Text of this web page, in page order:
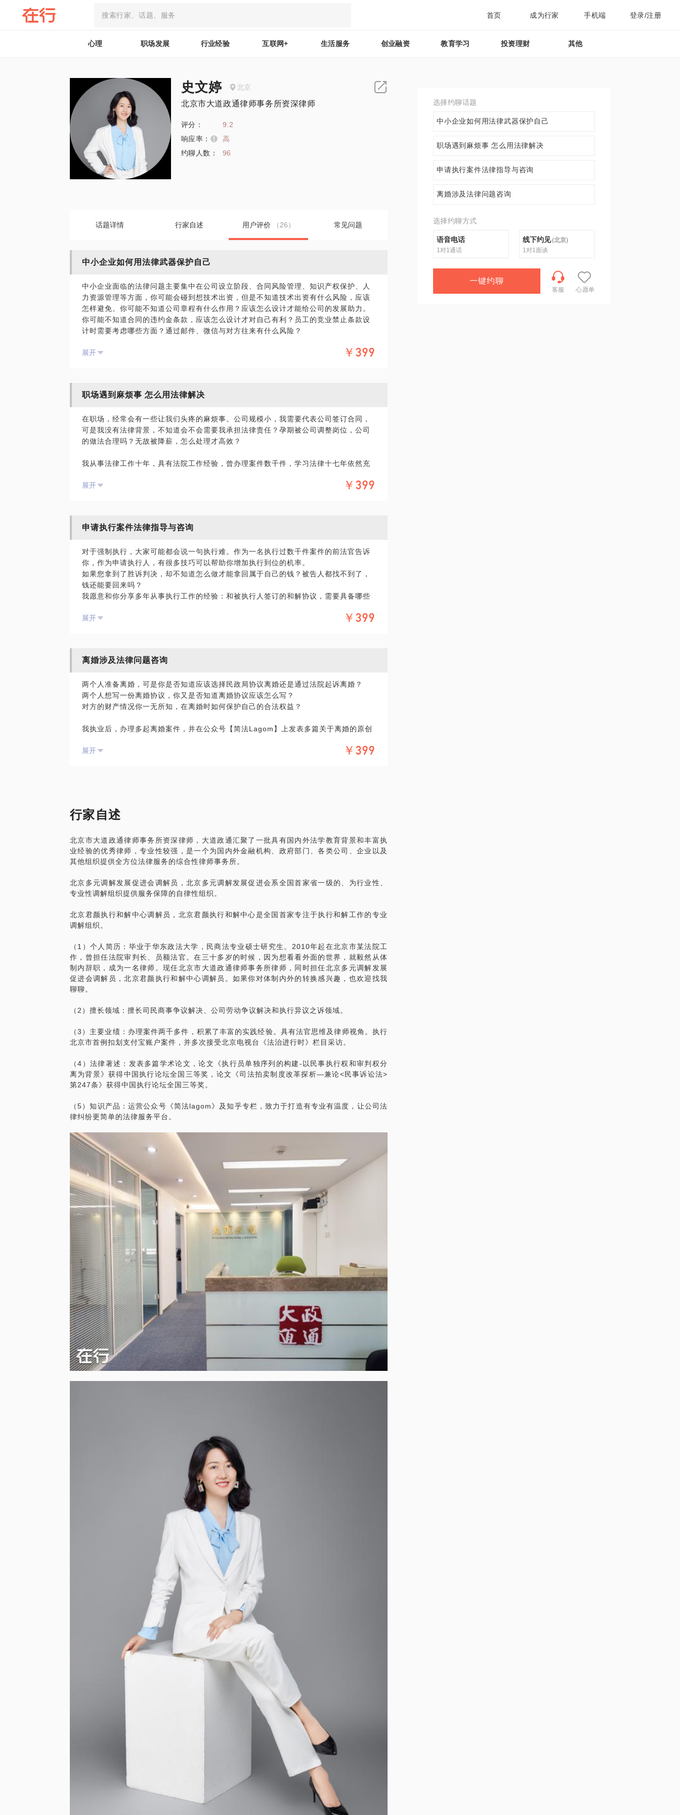
首页 成为行家 手机端 登录/注册
心理 职场发展 行业经验 互联网+ 生活服务 创业融资 教育学习 投资理财 其他
史文婷 北京
北京市大道政通律师事务所资深律师
评分：
9.2
响应率：
高
约聊人数：
96
话题详情 行家自述 用户评价 （26） 常见问题
中小企业如何用法律武器保护自己
中小企业面临的法律问题主要集中在公司设立阶段、合同风险管理、知识产权保护、人
力资源管理等方面，你可能会碰到想技术出资，但是不知道技术出资有什么风险，应该
怎样避免。你可能不知道公司章程有什么作用？应该怎么设计才能给公司的发展助力。
你可能不知道合同的违约金条款，应该怎么设计才对自己有利？员工的竞业禁止条款设
计时需要考虑哪些方面？通过邮件、微信与对方往来有什么风险？
我从事法律工作十年，具有法院工作经验，曾办理案件数千件。运营的公众号《简法lag
ps:请在见面前将您要解决的问题具体化，这样我将更有针对性的准备讲解，毕竟沟通时
【在行郑重提示】：此话题内容仅为该行家在法律领域的个人经验、意见或观点，仅供
学员参考使用，亦不具有任何法律效力。如您需要聘请律师，在行建议您通过正式途径
展开 ￥399
职场遇到麻烦事 怎么用法律解决
在职场，经常会有一些让我们头疼的麻烦事。公司规模小，我需要代表公司签订合同，
可是我没有法律背景，不知道会不会需要我承担法律责任？孕期被公司调整岗位，公司
的做法合理吗？无故被降薪，怎么处理才高效？
我从事法律工作十年，具有法院工作经验，曾办理案件数千件，学习法律十七年依然充
人士可以让复杂的法律问题妥善的解决。
学员参考使用，亦不具有任何法律效力。如您需要聘请律师，在行建议您通过正式途径
签订相关的律师代理合同、顾问合同或其他形式的聘用合同。本话题内容及行家观点不
展开 ￥399
申请执行案件法律指导与咨询
对于强制执行，大家可能都会说一句执行难。作为一名执行过数千件案件的前法官告诉
你，作为申请执行人，有很多技巧可以帮助你增加执行到位的机率。
如果您拿到了胜诉判决，却不知道怎么做才能拿回属于自己的钱？被告人都找不到了，
钱还能要回来吗？
我愿意和你分享多年从事执行工作的经验：和被执行人签订的和解协议，需要具备哪些
有人欠被执行人的钱，有用吗？对于被执行人，究竟有哪些威慑措施可以利用？
人异议之诉。具有法官思维及律师视角。曾执行北京市首例扣划支付宝账户案件，并多
案”（标的额2.9亿元，涉及被害人3000余人）的办理。曾办理过上千件执行案件，也曾
帮助一家大型房地产企业成功的提出执行异议，有效避免了八百万元的损失。
ps:请在见面前将您要解决的问题具体化，这样我将更有针对性的准备讲解，毕竟沟通时
学员参考使用，亦不具有任何法律效力。如您需要聘请律师，在行建议您通过正式途径
展开 ￥399
离婚涉及法律问题咨询
两个人准备离婚，可是你是否知道应该选择民政局协议离婚还是通过法院起诉离婚？
两个人想写一份离婚协议，你又是否知道离婚协议应该怎么写？
对方的财产情况你一无所知，在离婚时如何保护自己的合法权益？
我执业后，办理多起离婚案件，并在公众号【简法Lagom】上发表多篇关于离婚的原创
展开 ￥399
行家自述
北京市大道政通律师事务所资深律师，大道政通汇聚了一批具有国内外法学教育背景和丰富执
业经验的优秀律师，专业性较强，是一个为国内外金融机构、政府部门、各类公司、企业以及
其他组织提供全方位法律服务的综合性律师事务所。
北京多元调解发展促进会调解员，北京多元调解发展促进会系全国首家省一级的、为行业性、
专业性调解组织提供服务保障的自律性组织。
北京君颜执行和解中心调解员，北京君颜执行和解中心是全国首家专注于执行和解工作的专业
调解组织。
（1）个人简历：毕业于华东政法大学，民商法专业硕士研究生。2010年起在北京市某法院工
作，曾担任法院审判长、员额法官。在三十多岁的时候，因为想看看外面的世界，就毅然从体
制内辞职，成为一名律师。现任北京市大道政通律师事务所律师，同时担任北京多元调解发展
促进会调解员，北京君颜执行和解中心调解员。如果你对体制内外的转换感兴趣，也欢迎找我
聊聊。
（2）擅长领域：擅长司民商事争议解决、公司劳动争议解决和执行异议之诉领域。
（3）主要业绩：办理案件两千多件，积累了丰富的实践经验。具有法官思维及律师视角。执行
北京市首例扣划支付宝账户案件，并多次接受北京电视台《法治进行时》栏目采访。
（4）法律著述：发表多篇学术论文，论文《执行员单独序列的构建-以民事执行权和审判权分
离为背景》获得中国执行论坛全国三等奖，论文《司法拍卖制度改革探析—兼论<民事诉讼法>
第247条》获得中国执行论坛全国三等奖。
（5）知识产品：运营公众号《简法lagom》及知乎专栏，致力于打造有专业有温度，让公司法
律纠纷更简单的法律服务平台。
选择约聊话题
中小企业如何用法律武器保护自己
职场遇到麻烦事 怎么用法律解决
申请执行案件法律指导与咨询
离婚涉及法律问题咨询
选择约聊方式
语音电话
1对1通话
线下约见(北京)
1对1面谈
一键约聊
客服 心愿单